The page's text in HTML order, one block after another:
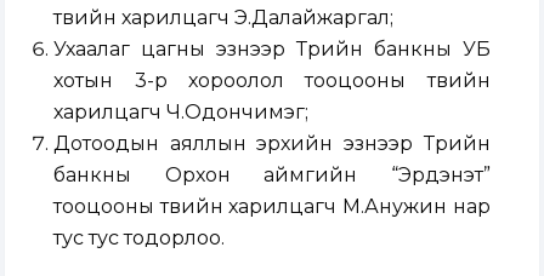
төвийн харилцагч Э.Далайжаргал;
Ухаалаг цагны эзнээр Төрийн банкны УБ
хотын 3-р хороолол тооцооны төвийн
харилцагч Ч.Одончимэг;
Дотоодын аяллын эрхийн эзнээр Төрийн
банкны Орхон аймгийн “Эрдэнэт”
тооцооны төвийн харилцагч М.Анужин нар
тус тус тодорлоо.